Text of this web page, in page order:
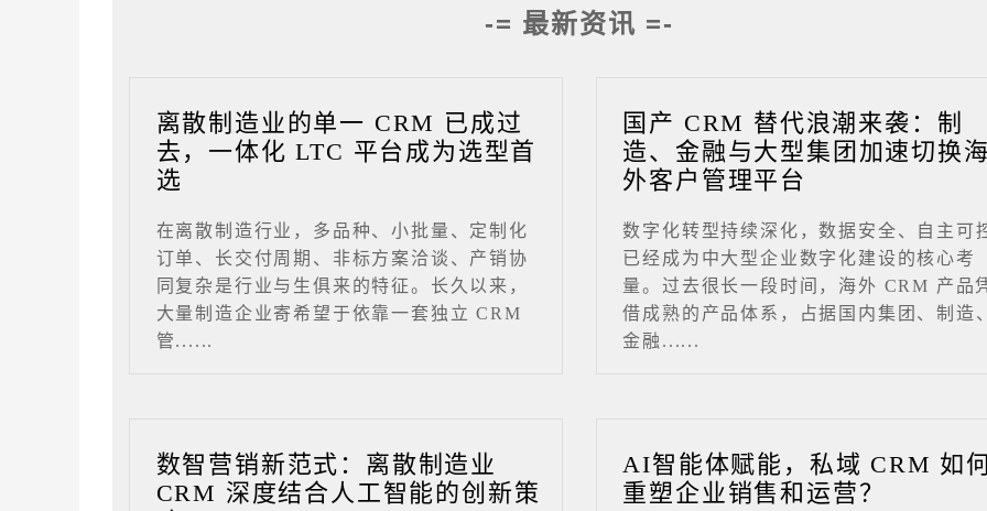
-= 最新资讯 =-
离散制造业的单一 CRM 已成过
去，一体化 LTC 平台成为选型首
选
在离散制造行业，多品种、小批量、定制化
订单、长交付周期、非标方案洽谈、产销协
同复杂是行业与生俱来的特征。长久以来，
大量制造企业寄希望于依靠一套独立 CRM
管......
国产 CRM 替代浪潮来袭：制
造、金融与大型集团加速切换海
外客户管理平台
数字化转型持续深化，数据安全、自主可
已经成为中大型企业数字化建设的核心考
量。过去很长一段时间，海外 CRM 产品
借成熟的产品体系，占据国内集团、制造、
金融......
数智营销新范式：离散制造业
CRM 深度结合人工智能的创新策
AI智能体赋能，私域 CRM 如
重塑企业销售和运营？